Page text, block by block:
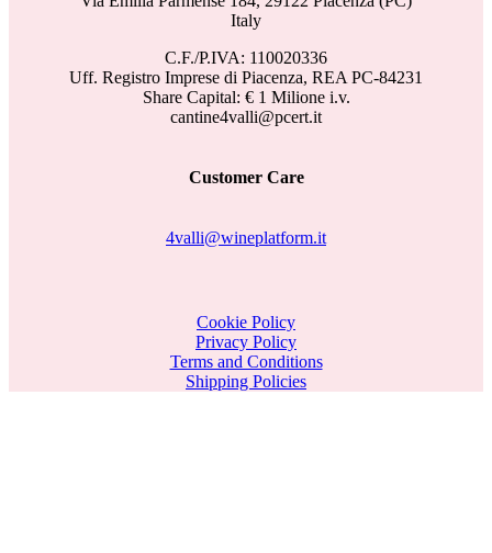
Italy
C.F./P.IVA: 110020336
Uff. Registro Imprese di Piacenza, REA PC-84231
Share Capital: € 1 Milione i.v.
cantine4valli@pcert.it
Customer Care
4valli@wineplatform.it
Cookie Policy
Privacy Policy
Terms and Conditions
Shipping Policies